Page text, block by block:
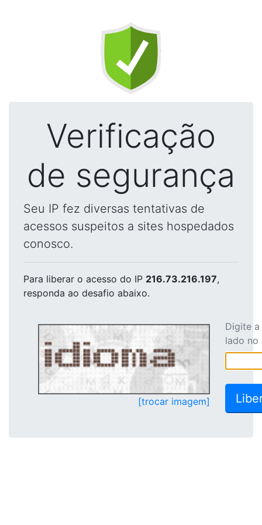
Verificação
de segurança
Seu IP fez diversas tentativas de
acessos suspeitos a sites hospedados
conosco.
Para liberar o acesso do IP 216.73.216.197,
responda ao desafio abaixo.
[trocar imagem]
Digite
lado no